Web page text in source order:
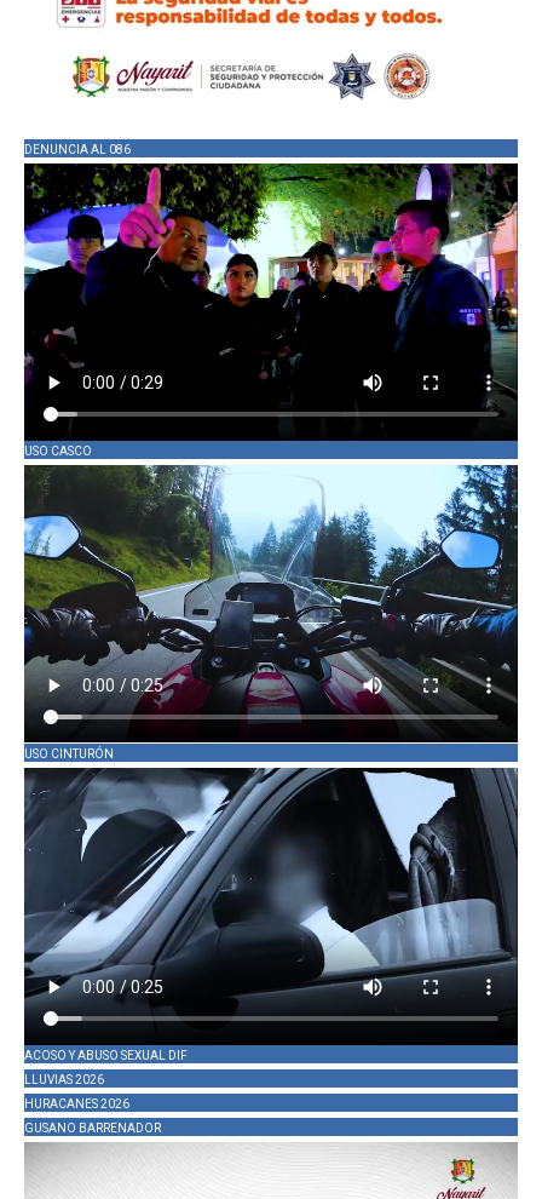
DENUNCIA AL 086
USO CASCO
USO CINTURÓN
ACOSO Y ABUSO SEXUAL DIF
LLUVIAS 2026
HURACANES 2026
GUSANO BARRENADOR